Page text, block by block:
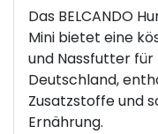
Das BELCANDO
Mini bietet eine
und Nassfutter für
Deutschland,
Zusatzstoffe und
Ernährung.